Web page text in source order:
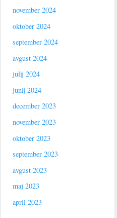
november 2024
oktober 2024
september 2024
avgust 2024
julij 2024
junij 2024
december 2023
november 2023
oktober 2023
september 2023
avgust 2023
maj 2023
april 2023